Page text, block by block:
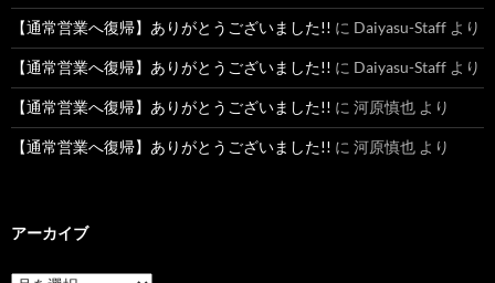
【通常営業へ復帰】ありがとうございました!! に Daiyasu-Staff より
【通常営業へ復帰】ありがとうございました!! に Daiyasu-Staff より
【通常営業へ復帰】ありがとうございました!! に 河原慎也 より
【通常営業へ復帰】ありがとうございました!! に 河原慎也 より
アーカイブ